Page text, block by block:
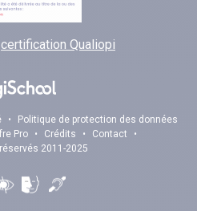
certification Qualiopi
•
Politique de protection des données
Pro • Crédits • Contact
•
2011-2025